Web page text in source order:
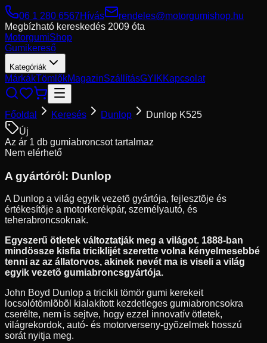
06 1 280 6567Hívás
rendeles@motorgumishop.hu
Megbízható kereskedés 2009 óta
MotorgumiShop
Gumikereső
Kategóriák
MárkákTömlőkMagazinSzállításGYIKKapcsolat
Főoldal Keresés Dunlop
Dunlop K525
Új
Az ár 1 db gumiabroncsot tartalmaz
Nem elérhető
A gyártóról: Dunlop
A Dunlop a világ egyik vezetõ gyártója, fejlesztõje és
értékesítõje a motorkerékpár, személyautó, és
teherabroncsoknak.
Egyszerű ötletek változtatják meg a világot. 1888-ban
mindössze kisfia triciklijét szerette volna kényelmesebbé
tenni az az állatorvos, akinek nevét ma is viseli a világ
egyik vezetõ gumiabroncsgyártója.
John Boyd Dunlop a tricikli tömör gumi kerekeit
locsolótömlõbõl kialakított kezdetleges gumiabroncsokra
cserélte, nem is sejtve, hogy ezzel innovatív ötletek,
világrekordok, autó- és motorverseny-gyõzelmek hosszú
sorát nyitja meg.